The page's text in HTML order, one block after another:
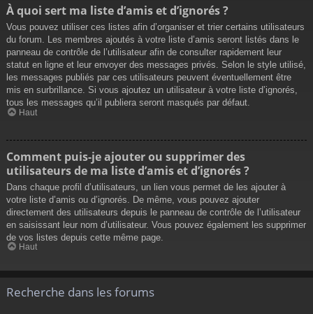
À quoi sert ma liste d’amis et d’ignorés ?
Vous pouvez utiliser ces listes afin d’organiser et trier certains utilisateurs
du forum. Les membres ajoutés à votre liste d’amis seront listés dans le
panneau de contrôle de l’utilisateur afin de consulter rapidement leur
statut en ligne et leur envoyer des messages privés. Selon le style utilisé,
les messages publiés par ces utilisateurs peuvent éventuellement être
mis en surbrillance. Si vous ajoutez un utilisateur à votre liste d’ignorés,
tous les messages qu’il publiera seront masqués par défaut.
Haut
Comment puis-je ajouter ou supprimer des
utilisateurs de ma liste d’amis et d’ignorés ?
Dans chaque profil d’utilisateurs, un lien vous permet de les ajouter à
votre liste d’amis ou d’ignorés. De même, vous pouvez ajouter
directement des utilisateurs depuis le panneau de contrôle de l’utilisateur
en saisissant leur nom d’utilisateur. Vous pouvez également les supprimer
de vos listes depuis cette même page.
Haut
Recherche dans les forums